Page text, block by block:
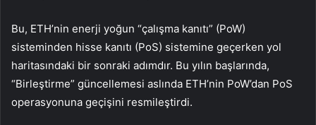
Bu, ETH’nin enerji yoğun “çalışma kanıtı” (PoW)
sisteminden hisse kanıtı (PoS) sistemine geçerken yol
haritasındaki bir sonraki adımdır. Bu yılın başlarında,
“Birleştirme” güncellemesi aslında ETH’nin PoW’dan PoS
operasyonuna geçişini resmileştirdi.